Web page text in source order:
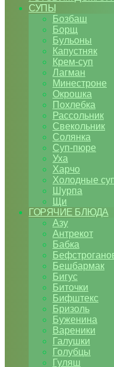
СУПЫ
Бозбаш
Борщ
Бульоны
Капустняк
Крем-суп
Лагман
Минестроне
Окрошка
Похлебка
Рассольник
Свекольник
Солянка
Суп-пюре
Уха
Харчо
Холодные
Шурпа
Щи
ГОРЯЧИЕ БЛЮДА
Азу
Антрекот
Бабка
Бешбармак
Бигус
Биточки
Бифштекс
Бризоль
Буженина
Вареники
Галушки
Голубцы
Гуляш